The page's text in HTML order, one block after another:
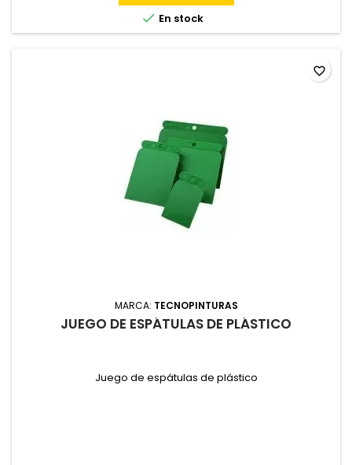
 En stock
MARCA: TECNOPINTURAS
JUEGO DE ESPÁTULAS DE PLÁSTICO
Juego de espátulas de plástico
favorite_border